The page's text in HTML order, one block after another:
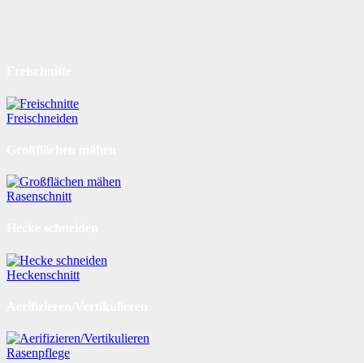
Freischneiden
Rasenschnitt
Heckenschnitt
Rasenpflege